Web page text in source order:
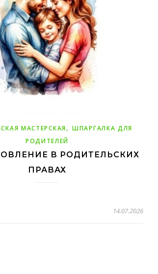
МАСТЕРСКАЯ, ШПАРГАЛКА ДЛЯ
РОДИТЕЛЕЙ
В РОДИТЕЛЬСКИХ
ПРАВАХ
14.07.2026